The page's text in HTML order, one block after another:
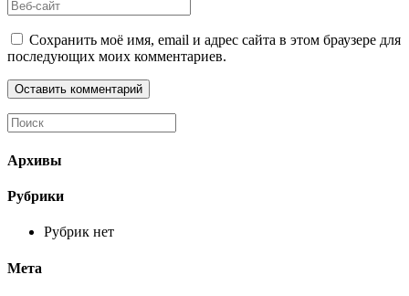
Сохранить моё имя, email и адрес сайта в этом браузере для
последующих моих комментариев.
Архивы
Рубрики
Рубрик нет
Мета